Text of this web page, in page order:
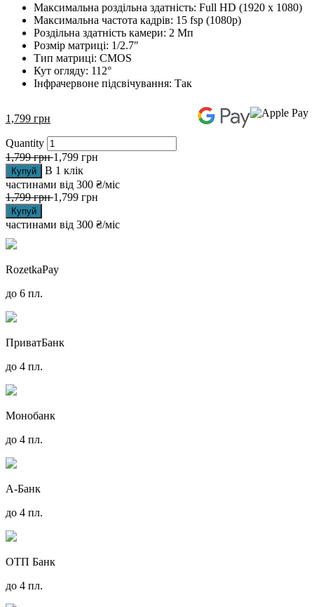
Максимальна роздільна здатність: Full HD (1920 x 1080)
Максимальна частота кадрів: 15 fsp (1080p)
Роздільна здатність камери: 2 Мп
Розмір матриці: 1/2.7″
Тип матриці: CMOS
Кут огляду: 112°
Інфрачервоне підсвічування: Так
1,799 грн
Quantity
1,799грн 1,799 грн
Купуй
В 1 клік
частинами від 300 ₴/міс
1,799грн 1,799 грн
Купуй
частинами від 300 ₴/міс
RozetkaPay
до 6 пл.
ПриватБанк
до 4 пл.
Монобанк
до 4 пл.
А-Банк
до 4 пл.
ОТП Банк
до 4 пл.